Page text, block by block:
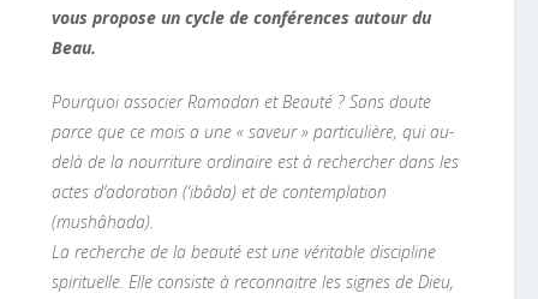
vous propose un cycle de conférences autour du
Beau.
Pourquoi associer Ramadan et Beauté ? Sans doute
parce que ce mois a une « saveur » particulière, qui au-
delà de la nourriture ordinaire est à rechercher dans les
actes d’adoration (‘ibâda) et de contemplation
(mushâhada).
La recherche de la beauté est une véritable discipline
spirituelle. Elle consiste à reconnaitre les signes de Dieu,